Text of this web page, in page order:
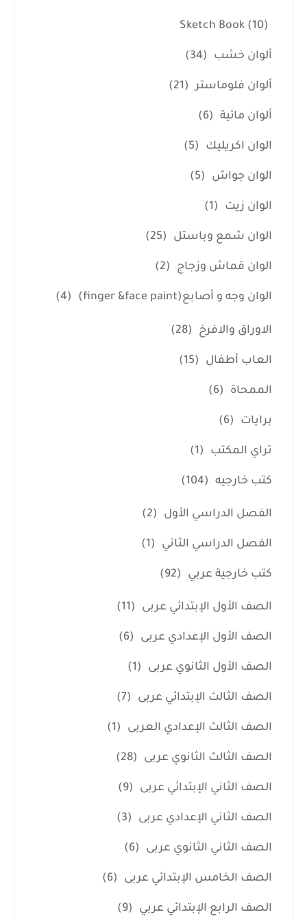
Sketch Book (10)
ألوان خشب (34)
ألوان فلوماستر (21)
ألوان مائية (6)
الوان اكريليك (5)
الوان جواش (5)
الوان زيت (1)
الوان شمع وباستل (25)
الوان قماش وزجاج (2)
الوان وجه و أصابع(finger &face paint) (4)
الاوراق والافرخ (28)
العاب أطفال (15)
الممحاة (6)
برايات (6)
تراي المكتب (1)
كتب خارجيه (104)
الفصل الدراسي الأول (2)
الفصل الدراسي الثاني (1)
كتب خارجية عربي (92)
الصف الأول الإبتدائي عربى (11)
الصف الأول الإعدادي عربى (6)
الصف الأول الثانوي عربى (1)
الصف الثالث الإبتدائي عربى (7)
الصف الثالث الإعدادي العربى (1)
الصف الثالث الثانوي عربى (28)
الصف الثاني الإبتدائي عربى (9)
الصف الثاني الإعدادي عربى (3)
الصف الثاني الثانوي عربى (6)
الصف الخامس الإبتدائي عربى (6)
الصف الرابع الإبتدائي عربي (9)